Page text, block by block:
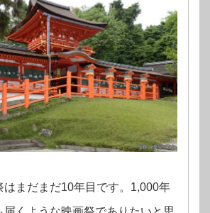
はまだまだ10年目です。1,000年